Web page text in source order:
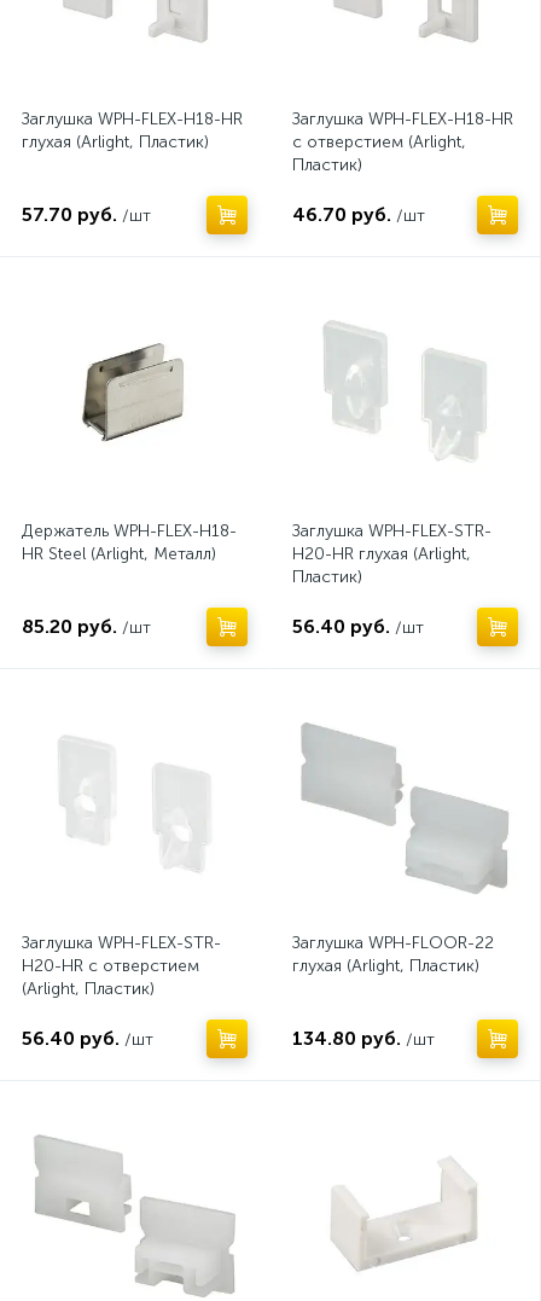
Заглушка WPH-FLEX-H18-HR
глухая (Arlight, Пластик)
57.70 руб. /шт
Заглушка WPH-FLEX-H18-HR
с отверстием (Arlight,
Пластик)
46.70 руб. /шт
Держатель WPH-FLEX-H18-
HR Steel (Arlight, Металл)
85.20 руб. /шт
Заглушка WPH-FLEX-STR-
H20-HR глухая (Arlight,
Пластик)
56.40 руб. /шт
Заглушка WPH-FLEX-STR-
H20-HR с отверстием
(Arlight, Пластик)
56.40 руб. /шт
Заглушка WPH-FLOOR-22
глухая (Arlight, Пластик)
134.80 руб. /шт